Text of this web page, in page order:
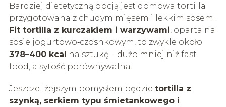
Bardziej dietetyczną opcją jest domowa tortilla
przygotowana z chudym mięsem i lekkim sosem.
Fit tortilla z kurczakiem i warzywami, oparta na
sosie jogurtowo‑czosnkowym, to zwykle około
378–400 kcal na sztukę – dużo mniej niż fast
food, a sytość porównywalna.
Jeszcze lżejszym pomysłem będzie tortilla z
szynką, serkiem typu śmietankowego i